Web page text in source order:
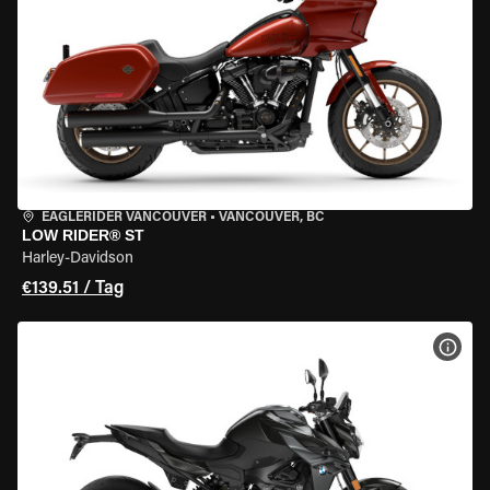
EAGLERIDER VANCOUVER • VANCOUVER, BC
LOW RIDER® ST
Harley-Davidson
€139.51 / Tag